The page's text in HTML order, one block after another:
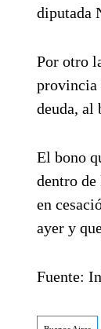
diputada
Por otro
provincia
deuda, al
El bono
dentro
en
ayer y
Fuente: